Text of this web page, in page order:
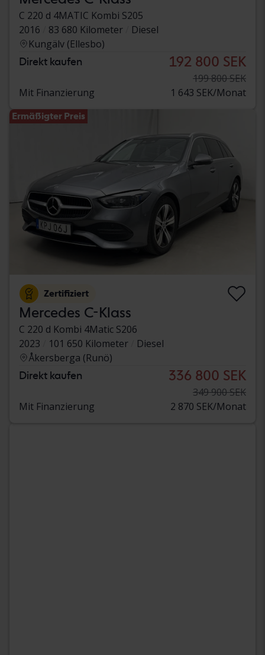
C 220 d 4MATIC Kombi S205
2016
83 680 Kilometer
Diesel
Kungälv (Ellesbo)
Direkt kaufen 192 800 SEK
199 800 SEK
Mit Finanzierung
1 643 SEK/Monat
Ermäßigter Preis
Zertifiziert
Mercedes C-Klass
C 220 d Kombi 4Matic S206
2023
101 650 Kilometer
Diesel
Åkersberga (Runö)
Direkt kaufen 336 800 SEK
349 900 SEK
Mit Finanzierung
2 870 SEK/Monat